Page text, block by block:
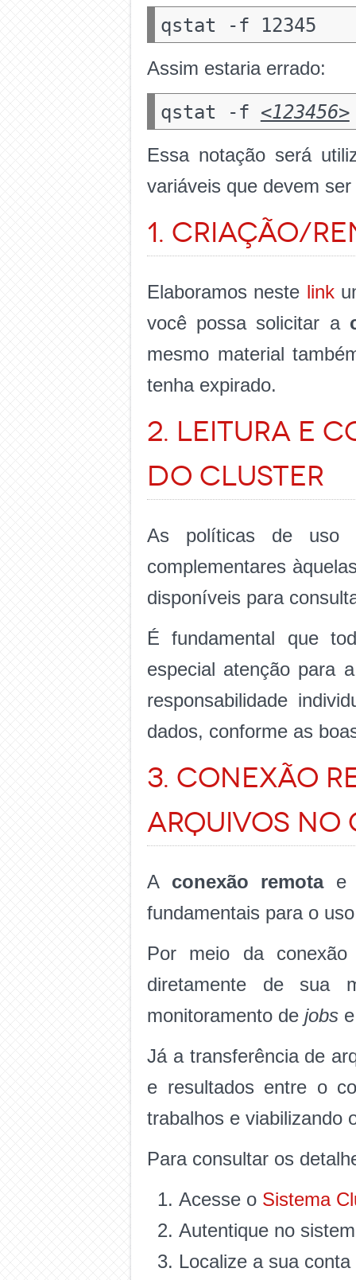
Assim estaria errado:
qstat -f <123456>
Essa notação será
variáveis que devem
1. Criação/
Elaboramos neste link
você possa solicitar a
mesmo material
tenha expirado.
2. Leitura e
do Cluster
As políticas de uso
complementares
disponíveis para
É fundamental que
especial atenção para
responsabilidade
dados, conforme as
3. Conexão
arquivos
A conexão remotae
fundamentais para o
Por meio da
diretamente de sua
monitoramento de jobs
Já a transferência de
e resultados entre o
trabalhos e viabilizando
Para consultar os
Acesse o Sistema
Autentique no
Localize a sua